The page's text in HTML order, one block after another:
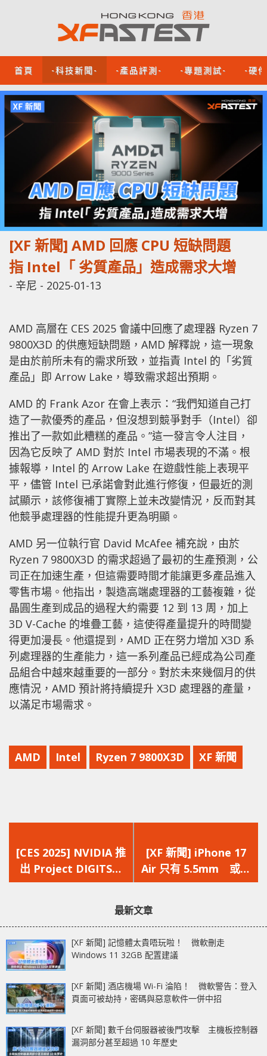
首頁 -科技新聞- -產品評測- -專題測試- -硬
[XF 新聞] AMD 回應 CPU 短缺問題
指 Intel「 劣質產品」造成需求大增
- 辛尼 - 2025-01-13
AMD 高層在 CES 2025 會議中回應了處理器 Ryzen 7
9800X3D 的供應短缺問題，AMD 解釋說，這一現象
是由於前所未有的需求所致，並指責 Intel 的「劣質
產品」即 Arrow Lake，導致需求超出預期。
AMD 的 Frank Azor 在會上表示：“我們知道自己打
造了一款優秀的產品，但沒想到競爭對手（Intel）卻
推出了一款如此糟糕的產品。”這一發言令人注目，
因為它反映了 AMD 對於 Intel 市場表現的不滿。根
據報導，Intel 的 Arrow Lake 在遊戲性能上表現平
平，儘管 Intel 已承諾會對此進行修復，但最近的測
試顯示，該修復補丁實際上並未改變情況，反而對其
他競爭處理器的性能提升更為明顯。
AMD 另一位執行官 David McAfee 補充說，由於
Ryzen 7 9800X3D 的需求超過了最初的生產預測，公
司正在加速生產，但這需要時間才能讓更多產品進入
零售市場。他指出，製造高端處理器的工藝複雜，從
晶圓生產到成品的過程大約需要 12 到 13 周，加上
3D V-Cache 的堆疊工藝，這使得產量提升的時間變
得更加漫長。他還提到，AMD 正在努力增加 X3D 系
列處理器的生產能力，這一系列產品已經成為公司產
品組合中越來越重要的一部分。對於未來幾個月的供
應情況，AMD 預計將持續提升 X3D 處理器的產量，
以滿足市場需求。
AMD Intel Ryzen 7 9800X3D XF 新聞
一
篇
文
[CES 2025] NVIDIA 推
出 Project DIGITS
專為科研、學生設計的
一
篇
文
[XF 新聞] iPhone 17
Air 只有 5.5mm 或者
只提供支援 eSIM
最新文章
[XF 新聞] 記憶體太貴唔玩啦！ 微軟刪走
Windows 11 32GB 配置建議
[XF 新聞] 酒店機場 Wi-Fi 淪陷！ 微軟警告：登入
頁面可被劫持，密碼與惡意軟件一併中招
[XF 新聞] 數千台伺服器被後門攻擊 主機板控制器
漏洞部分甚至超過 10 年歷史